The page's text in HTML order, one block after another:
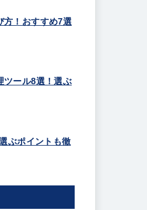
方！おすすめ7選
ツール8選！選ぶ
ぶポイントも徹